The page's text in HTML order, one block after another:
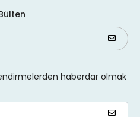
haberdar olmak